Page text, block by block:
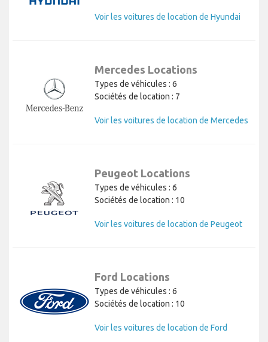
Voir les voitures de location de Hyundai
Mercedes Locations
Types de véhicules : 6
Sociétés de location : 7
Voir les voitures de location de Mercedes
Peugeot Locations
Types de véhicules : 6
Sociétés de location : 10
Voir les voitures de location de Peugeot
Ford Locations
Types de véhicules : 6
Sociétés de location : 10
Voir les voitures de location de Ford